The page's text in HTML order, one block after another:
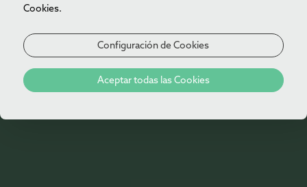
Cookies.
Configuración de Cookies
Aceptar todas las Cookies